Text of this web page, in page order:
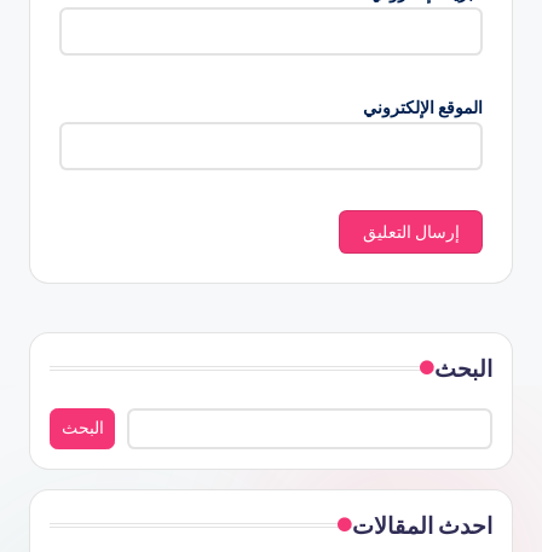
الموقع الإلكتروني
البحث
البحث
احدث المقالات